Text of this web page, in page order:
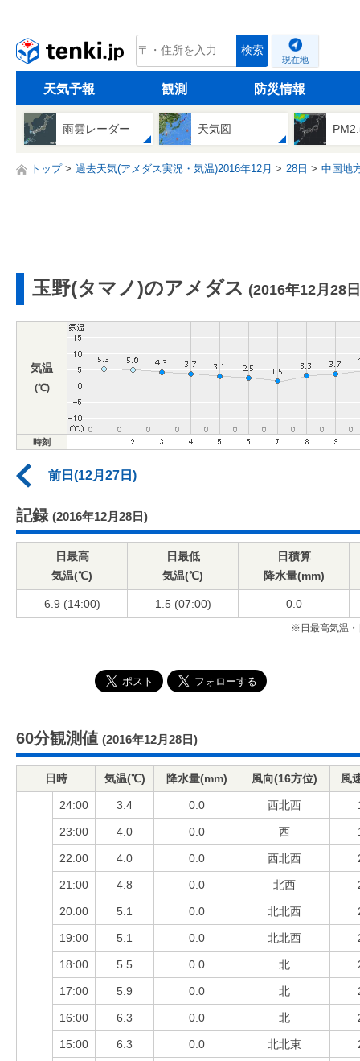
tenki.jp 検索
現在地
天気予報 観測 防災情報
雨雲レーダー 天気図
トップ 過去天気(アメダス実況・気温)2016年12月 28日 中国地
玉野(タマノ)のアメダス (2016年12月28
気温
(℃)
時刻
前日(12月27日)
記録 (2016年12月28日)
日最高
気温(℃)
日最低
気温(℃)
日積算
降水量(mm)
6.9 (14:00) 1.5 (07:00) 0.0
※日最高気温・
60分観測値 (2016年12月28日)
日時 気温(℃) 降水量(mm) 風向(16方位) 風
24:00 3.4 0.0 西北西
23:00 4.0 0.0 西
22:00 4.0 0.0 西北西
21:00 4.8 0.0 北西
20:00 5.1 0.0 北北西
19:00 5.1 0.0 北北西
18:00 5.5 0.0 北
17:00 5.9 0.0 北
16:00 6.3 0.0 北
15:00 6.3 0.0 北北東